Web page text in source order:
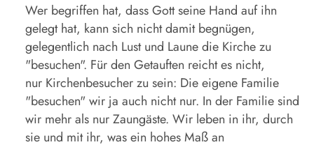
Wer begriffen hat, dass Gott seine Hand auf ihn
gelegt hat, kann sich nicht damit begnügen,
gelegentlich nach Lust und Laune die Kirche zu
"besuchen". Für den Getauften reicht es nicht,
nur Kirchenbesucher zu sein: Die eigene Familie
"besuchen" wir ja auch nicht nur. In der Familie sind
wir mehr als nur Zaungäste. Wir leben in ihr, durch
sie und mit ihr, was ein hohes Maß an